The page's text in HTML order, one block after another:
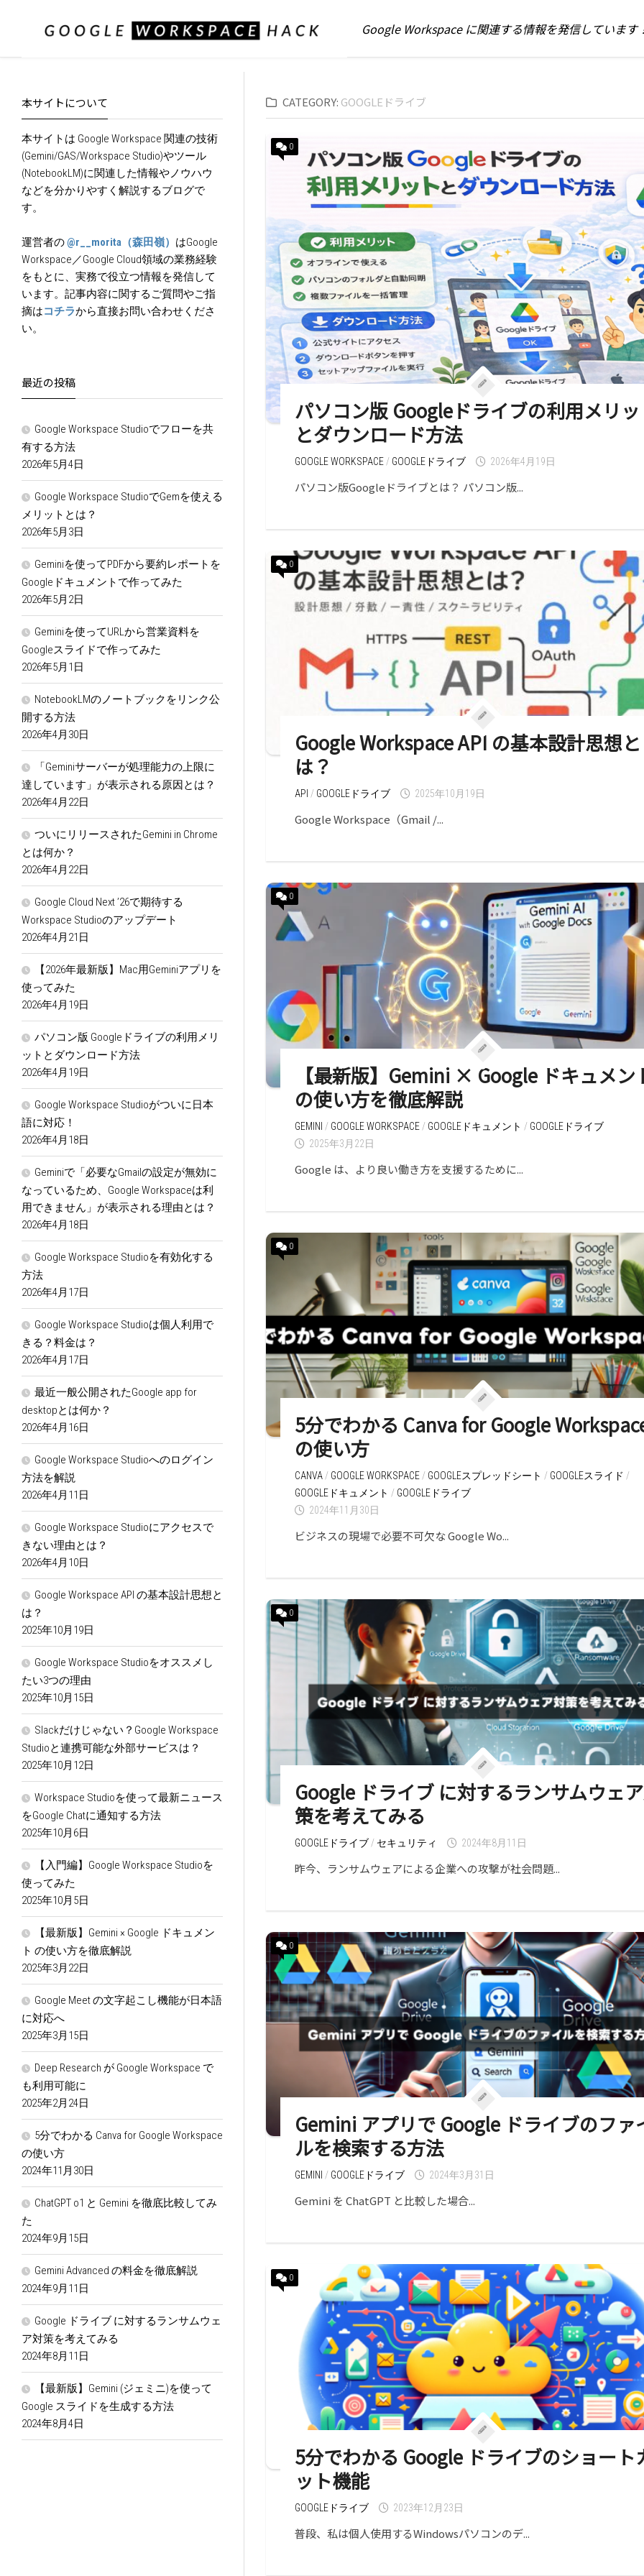
Google Workspace に関連する情報を発信しています
CATEGORY: GOOGLEドライブ
0
パソコン版 Googleドライブの利用メリ
とダウンロード方法
GOOGLE WORKSPACE / GOOGLEドライブ 2026年4月19日
パソコン版Googleドライブとは？ パソコン版...
0
Google Workspace API の基本設計思想と
は？
API / GOOGLEドライブ 2025年10月19日
Google Workspace（Gmail /...
0
【最新版】Gemini × Google ドキュメン
の使い方を徹底解説
GEMINI / GOOGLE WORKSPACE / GOOGLEドキュメント / GOOGLEドライブ
2025年3月22日
Google は、より良い働き方を支援するために...
0
5分でわかる Canva for Google
の使い方
CANVA/ GOOGLE WORKSPACE/ GOOGLEスプレッドシート / GOOGLEスライド /
GOOGLEドキュメント / GOOGLEドライブ
2024年11月30日
ビジネスの現場で必要不可欠な Google Wo...
0
Google ドライブ に対するランサムウェ
策を考えてみる
GOOGLEドライブ / セキュリティ 2024年8月11日
昨今、ランサムウェアによる企業への攻撃が社会問題...
0
Gemini アプリで Google ドライブのファ
ルを検索する方法
GEMINI / GOOGLEドライブ 2024年3月31日
Gemini を ChatGPT と比較した場合...
0
5分でわかる Google ドライブのショート
ット機能
GOOGLEドライブ 2023年12月23日
普段、私は個人使用するWindowsパソコンのデ...
本サイトについて
本サイトは Google Workspace 関連の技術
(Gemini/GAS/Workspace Studio)やツール
(NotebookLM)に関連した情報やノウハウ
などを分かりやすく解説するブログで
す。
運営者の@r__morita（森田嶺） はGoogle
Workspace／Google Cloud領域の業務経験
をもとに、実務で役立つ情報を発信して
います。記事内容に関するご質問やご指
摘はコチラから直接お問い合わせくださ
い。
最近の投稿
Google Workspace Studioでフローを共
有する方法
2026年5月4日
Google Workspace StudioでGemを使える
メリットとは？
2026年5月3日
Geminiを使ってPDFから要約レポートを
Googleドキュメントで作ってみた
2026年5月2日
Geminiを使ってURLから営業資料を
Googleスライドで作ってみた
2026年5月1日
NotebookLMのノートブックをリンク公
開する方法
2026年4月30日
「Geminiサーバーが処理能力の上限に
達しています」が表示される原因とは？
2026年4月22日
ついにリリースされたGemini in Chrome
とは何か？
2026年4月22日
Google Cloud Next ’26で期待する
Workspace Studioのアップデート
2026年4月21日
【2026年最新版】Mac用Geminiアプリを
使ってみた
2026年4月19日
パソコン版 Googleドライブの利用メリ
ットとダウンロード方法
2026年4月19日
Google Workspace Studioがついに日本
語に対応！
2026年4月18日
Geminiで「必要なGmailの設定が無効に
なっているため、Google Workspaceは利
用できません」が表示される理由とは？
2026年4月18日
Google Workspace Studioを有効化する
方法
2026年4月17日
Google Workspace Studioは個人利用で
きる？料金は？
2026年4月17日
最近一般公開されたGoogle app for
desktopとは何か？
2026年4月16日
Google Workspace Studioへのログイン
方法を解説
2026年4月11日
Google Workspace Studioにアクセスで
きない理由とは？
2026年4月10日
Google Workspace API の基本設計思想と
は？
2025年10月19日
Google Workspace Studioをオススメし
たい3つの理由
2025年10月15日
Slackだけじゃない？Google Workspace
Studioと連携可能な外部サービスは？
2025年10月12日
Workspace Studioを使って最新ニュース
をGoogle Chatに通知する方法
2025年10月6日
【入門編】Google Workspace Studioを
使ってみた
2025年10月5日
【最新版】Gemini × Google ドキュメン
ト の使い方を徹底解説
2025年3月22日
Google Meet の文字起こし機能が日本語
に対応へ
2025年3月15日
Deep Research が Google Workspace で
も利用可能に
2025年2月24日
5分でわかる Canva for Google Workspace
の使い方
2024年11月30日
ChatGPT o1 と Gemini を徹底比較してみ
た
2024年9月15日
Gemini Advanced の料金を徹底解説
2024年9月11日
Google ドライブ に対するランサムウェ
ア対策を考えてみる
2024年8月11日
【最新版】Gemini (ジェミニ)を使って
Google スライドを生成する方法
2024年8月4日